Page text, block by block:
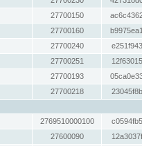
27700150
27700160
27700240
27700251
27700193
27700218
2769510000100
27600090